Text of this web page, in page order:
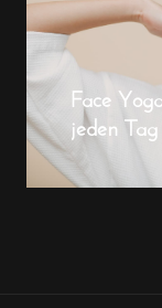
Face
jeden Tag